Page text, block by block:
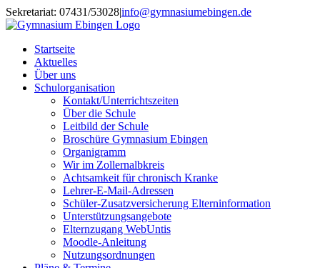
Skip
to
Sekretariat: 07431/53028|info@gymnasiumebingen.de
Startseite
Aktuelles
Über uns
Schulorganisation
Kontakt/Unterrichtszeiten
Über die Schule
Leitbild der Schule
Broschüre Gymnasium Ebingen
Organigramm
Wir im Zollernalbkreis
Achtsamkeit für chronisch Kranke
Lehrer-E-Mail-Adressen
Schüler-Zusatzversicherung Elterninformation
Unterstützungsangebote
Elternzugang WebUntis
Moodle-Anleitung
Nutzungsordnungen